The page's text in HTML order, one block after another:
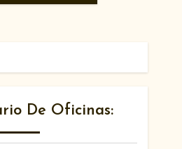
De Oficinas: